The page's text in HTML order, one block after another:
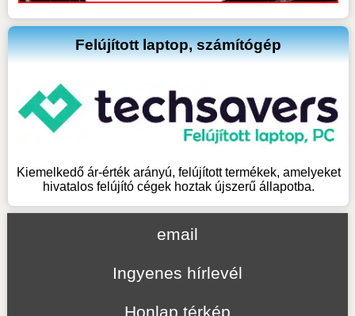
Felújított laptop, számítógép
Kiemelkedő ár-érték arányú, felújított termékek, amelyeket
hivatalos felújító cégek hoztak újszerű állapotba.
email
Ingyenes hírlevél
Honlap térkép